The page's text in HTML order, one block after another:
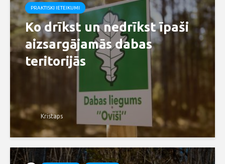
PRAKTISKI IETEIKUMI
Ko drīkst un nedrīkst īpaši
aizsargājamās dabas
teritorijās
Kristaps